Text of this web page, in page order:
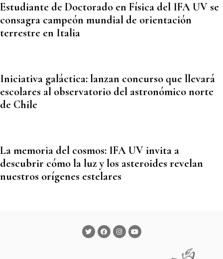
Estudiante de Doctorado en Física del IFA UV se
consagra campeón mundial de orientación
terrestre en Italia
Iniciativa galáctica: lanzan concurso que llevará
escolares al observatorio del astronómico norte
de Chile
La memoria del cosmos: IFA UV invita a
descubrir cómo la luz y los asteroides revelan
nuestros orígenes estelares